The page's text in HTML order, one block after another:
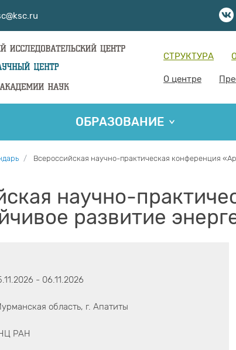
СТРУКТУРА
О центре
ОБРАЗОВАНИЕ
Всероссийская научно-практическая конференция
научно-
развитие
- 06.11.2026
область, г. Апатиты
РАН